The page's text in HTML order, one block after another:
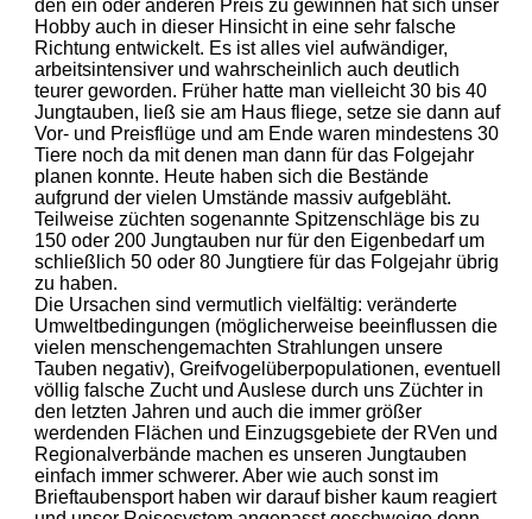
den ein oder anderen Preis zu gewinnen hat sich unser
Hobby auch in dieser Hinsicht in eine sehr falsche
Richtung entwickelt. Es ist alles viel aufwändiger,
arbeitsintensiver und wahrscheinlich auch deutlich
teurer geworden. Früher hatte man vielleicht 30 bis 40
Jungtauben, ließ sie am Haus fliege, setze sie dann auf
Vor- und Preisflüge und am Ende waren mindestens 30
Tiere noch da mit denen man dann für das Folgejahr
planen konnte. Heute haben sich die Bestände
aufgrund der vielen Umstände massiv aufgebläht.
Teilweise züchten sogenannte Spitzenschläge bis zu
150 oder 200 Jungtauben nur für den Eigenbedarf um
schließlich 50 oder 80 Jungtiere für das Folgejahr übrig
zu haben.
Die Ursachen sind vermutlich vielfältig: veränderte
Umweltbedingungen (möglicherweise beeinflussen die
vielen menschengemachten Strahlungen unsere
Tauben negativ), Greifvogelüberpopulationen, eventuell
völlig falsche Zucht und Auslese durch uns Züchter in
den letzten Jahren und auch die immer größer
werdenden Flächen und Einzugsgebiete der RVen und
Regionalverbände machen es unseren Jungtauben
einfach immer schwerer. Aber wie auch sonst im
Brieftaubensport haben wir darauf bisher kaum reagiert